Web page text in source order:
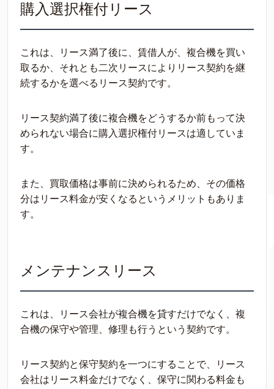
購入選択権付リース
これは、リース満了後に、賃借人が、複合機を買い
取るか、それとも二次リースによりリース契約を継
続するかを選べるリース契約です。
リース契約満了後に複合機をどうするか前もって決
められない場合に購入選択権付リースは適していま
す。
また、買取価格は事前に決められるため、その価格
分はリース料金が安くなるというメリットもありま
す。
メンテナンスリース
これは、リース会社が複合機を貸すだけでなく、複
合機の保守や管理、修理も行うという契約です。
リース契約と保守契約を一つにすることで、リース
会社はリース料金だけでなく、保守に関わる料金も